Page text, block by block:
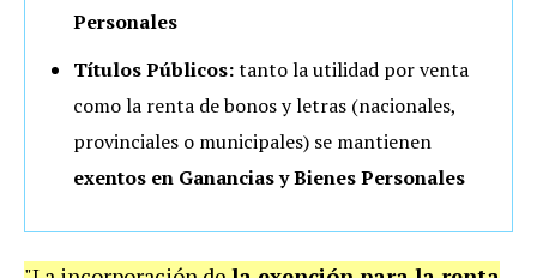
Personales
Títulos Públicos:tanto la utilidad por venta
como la renta de bonos y letras (nacionales,
provinciales o municipales) se mantienen
exentos en Ganancias y Bienes Personales